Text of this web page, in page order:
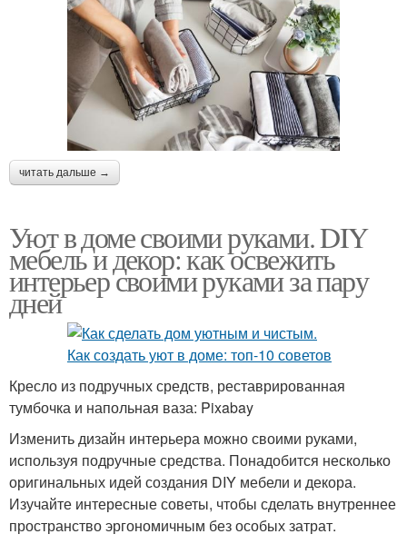
читать дальше →
Уют в доме своими руками. DIY
мебель и декор: как освежить
интерьер своими руками за пару
дней
Кресло из подручных средств, реставрированная
тумбочка и напольная ваза: Pixabay
Изменить дизайн интерьера можно своими руками,
используя подручные средства. Понадобится несколько
оригинальных идей создания DIY мебели и декора.
Изучайте интересные советы, чтобы сделать внутреннее
пространство эргономичным без особых затрат.